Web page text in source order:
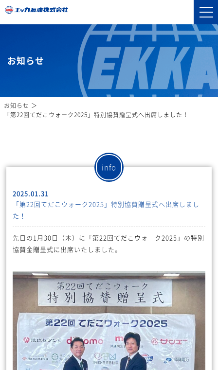
お知らせ
お知らせ
「第22回てだこウォーク2025」特別協賛贈呈式へ出席しました！
info
2025.01.31
「第22回てだこウォーク2025」特別協賛贈呈式へ出席しまし
た！
先日の1月30日（木）に「第22回てだこウォーク2025」の特別
協賛金贈呈式に出席いたしました。